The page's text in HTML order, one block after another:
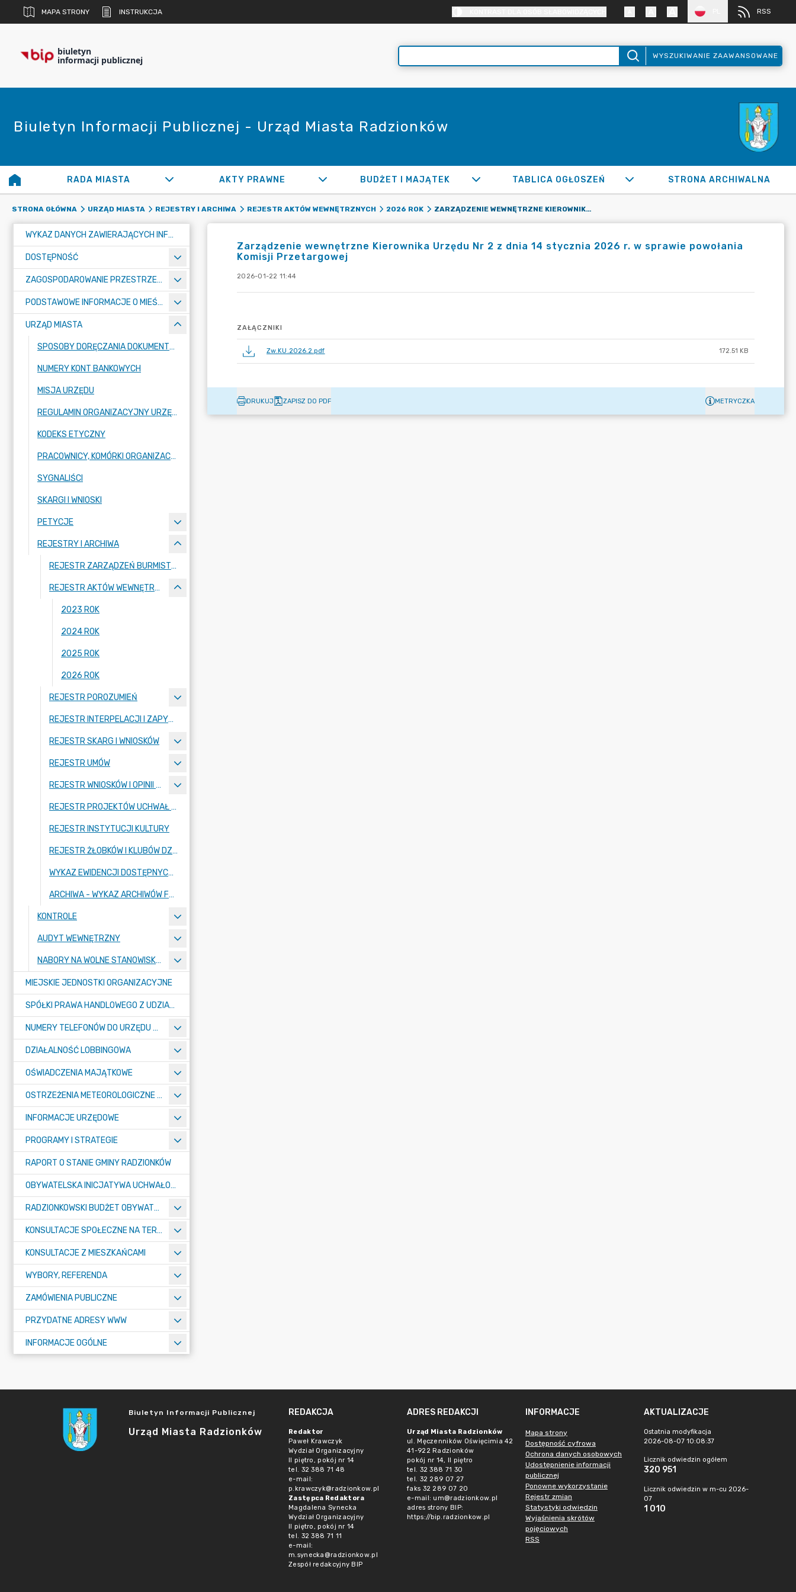
MAPA STRONY INSTRUKCJA RSS
biuletyn
informacji publicznej WYSZUKIWANIE ZAAWANSOWANE
Biuletyn Informacji Publicznej - Urząd Miasta Radzionków
RADA MIASTA AKTY PRAWNE BUDŻET I MAJĄTEK TABLICA OGŁOSZEŃ STRONA ARCHIWALNA
STRONA GŁÓWNA URZĄD MIASTA REJESTRY I ARCHIWA REJESTR AKTÓW WEWNĘTRZNYCH 2026 ROK ZARZĄDZENIE WEWNĘTRZNE KIEROWNIKA URZĘDU NR 2 Z DNIA 14 STYCZNIA 2026 R. W SPRAWIE POWOŁANIA KOMISJI PRZETARGOWEJ
WYKAZ DANYCH ZAWIERAJĄCYCH INFORMACJE O ŚRODOWISKU I JEGO OCHRONIE
DOSTĘPNOŚĆ
ZAGOSPODAROWANIE PRZESTRZENNE
PODSTAWOWE INFORMACJE O MIEŚCIE
URZĄD MIASTA
SPOSOBY DORĘCZANIA DOKUMENTÓW DO URZĘDU MIASTA RADZIONKÓW
NUMERY KONT BANKOWYCH
MISJA URZĘDU
REGULAMIN ORGANIZACYJNY URZĘDU
KODEKS ETYCZNY
PRACOWNICY, KOMÓRKI ORGANIZACYJNE URZĘDU
SYGNALIŚCI
SKARGI I WNIOSKI
PETYCJE
REJESTRY I ARCHIWA
REJESTR ZARZĄDZEŃ BURMISTRZA MIASTA
REJESTR AKTÓW WEWNĘTRZNYCH
2023 ROK
2024 ROK
2025 ROK
2026 ROK
REJESTR POROZUMIEŃ
REJESTR INTERPELACJI I ZAPYTAŃ RADNYCH
REJESTR SKARG I WNIOSKÓW
REJESTR UMÓW
REJESTR WNIOSKÓW I OPINII KOMISJI RADY MIASTA
REJESTR PROJEKTÓW UCHWAŁ RADY MIASTA RADZIONKÓW
REJESTR INSTYTUCJI KULTURY
REJESTR ŻŁOBKÓW I KLUBÓW DZIECIĘCYCH (STRONA SYSTEMU REJESTR ŻŁOBKÓW)
WYKAZ EWIDENCJI DOSTĘPNYCH W URZĘDZIE MIASTA RADZIONKÓW
ARCHIWA - WYKAZ ARCHIWÓW FUNKCJONUJĄCYCH W URZĘDZIE MIASTA RADZIONKÓW (ARCHIWUM BIP)
KONTROLE
AUDYT WEWNĘTRZNY
NABORY NA WOLNE STANOWISKA PRACY
MIEJSKIE JEDNOSTKI ORGANIZACYJNE
SPÓŁKI PRAWA HANDLOWEGO Z UDZIAŁEM GMINY
NUMERY TELEFONÓW DO URZĘDU MIASTA, MIEJSKICH JEDNOSTEK ORGANIZACYJNYCH ORAZ SPÓŁEK PRAWA HANDLOWEGO Z UDZIAŁEM GMINY
DZIAŁALNOŚĆ LOBBINGOWA
OŚWIADCZENIA MAJĄTKOWE
OSTRZEŻENIA METEOROLOGICZNE O ZŁYM STANIE POWIETRZA I INNE
INFORMACJE URZĘDOWE
PROGRAMY I STRATEGIE
RAPORT O STANIE GMINY RADZIONKÓW
OBYWATELSKA INICJATYWA UCHWAŁODAWCZA
RADZIONKOWSKI BUDŻET OBYWATELSKI
KONSULTACJE SPOŁECZNE NA TERENIE MIASTA RADZIONKÓW
KONSULTACJE Z MIESZKAŃCAMI
WYBORY, REFERENDA
ZAMÓWIENIA PUBLICZNE
PRZYDATNE ADRESY WWW
INFORMACJE OGÓLNE
Zarządzenie wewnętrzne Kierownika Urzędu Nr 2 z dnia 14 stycznia 2026 r. w sprawie powołania
Komisji Przetargowej
2026-01-22 11:44
ZAŁĄCZNIKI
Zw.KU.2026.2.pdf 172.51 KB
DRUKUJ ZAPISZ DO PDF METRYCZKA
Biuletyn Informacji Publicznej
Urząd Miasta Radzionków
REDAKCJA
Redaktor
Paweł Krawczyk
Wydział Organizacyjny
II piętro, pokój nr 14
tel. 32 388 71 48
e-mail:
p.krawczyk@radzionkow.pl
Zastępca Redaktora
Magdalena Synecka
Wydział Organizacyjny
II piętro, pokój nr 14
tel. 32 388 71 11
e-mail:
m.synecka@radzionkow.pl
Zespół redakcyjny BIP
ADRES REDAKCJI
Urząd Miasta Radzionków
ul. Męczenników Oświęcimia 42
41-922 Radzionków
pokój nr 14, II piętro
tel. 32 388 71 30
tel. 32 289 07 27
faks 32 289 07 20
e-mail: um@radzionkow.pl
adres strony BIP:
https://bip.radzionkow.pl
INFORMACJE
Mapa strony
Dostępność cyfrowa
Ochrona danych osobowych
Udostępnienie informacji
publicznej
Ponowne wykorzystanie
Rejestr zmian
Statystyki odwiedzin
Wyjaśnienia skrótów
pojęciowych
RSS
AKTUALIZACJE
Ostatnia modyfikacja
2026-08-07 10:08:37
Licznik odwiedzin ogółem
320 951
Licznik odwiedzin w m-cu 2026-
07
1 010